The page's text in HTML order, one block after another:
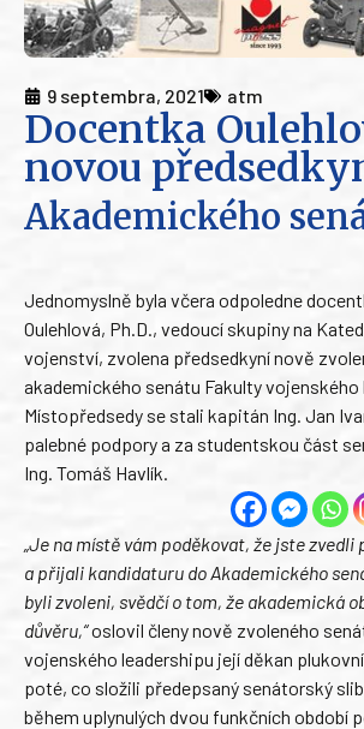
9 septembra, 2021 atm
Docentka
novou
Akademického
Jednomyslně byla včera odpoledne
Oulehlová, Ph.D., vedoucí skupiny na
vojenství, zvolena předsedkyní nově
akademického senátu Fakulty vojenského
Místopředsedy se stali kapitán Ing. Jan
palebné podpory a za studentskou část
Ing. Tomáš Havlík.
„Je na místě vám poděkovat, že jste
a přijali kandidaturu do Akademického
byli zvoleni, svědčí o tom, že akademická
důvěru,“oslovil členy nově zvoleného
vojenského leadershipu její děkan
poté, co složili předepsaný senátorský
během uplynulých dvou funkčních období